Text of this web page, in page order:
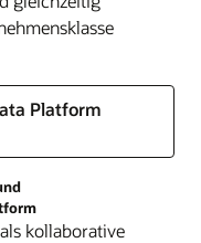
Platform
kollaborative